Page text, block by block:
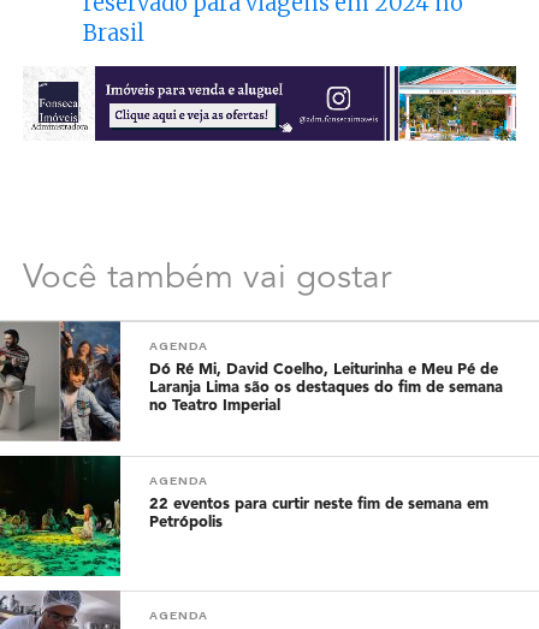
Brasil
Você também vai gostar
AGENDA
Dó Ré Mi, David Coelho, Leiturinha e Meu Pé de
Laranja Lima são os destaques do fim de semana
no Teatro Imperial
AGENDA
22 eventos para curtir neste fim de semana em
Petrópolis
AGENDA